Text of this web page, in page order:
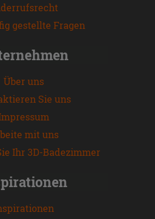
gestellte Fragen
Über uns
Sie uns
mit uns
Ihr 3D-Badezimmer